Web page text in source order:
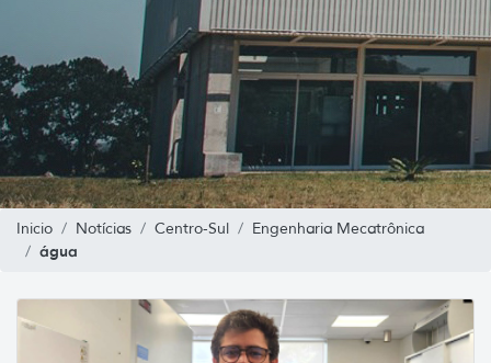
Inicio Notícias Centro-Sul Engenharia Mecatrônica
água